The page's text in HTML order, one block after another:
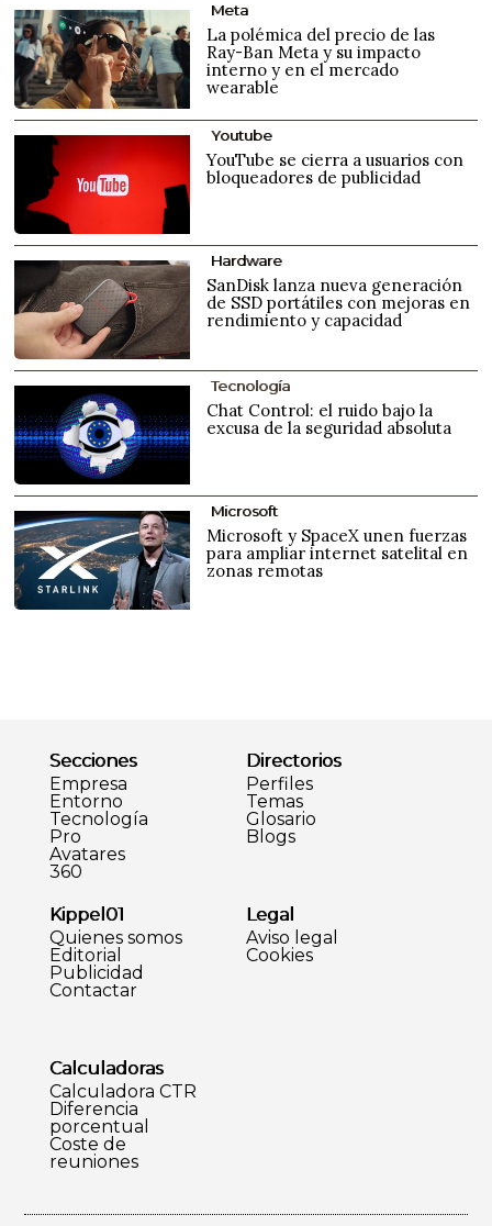
Meta
La polémica del precio de las
Ray-Ban Meta y su impacto
interno y en el mercado
wearable
Youtube
YouTube se cierra a usuarios con
bloqueadores de publicidad
Hardware
SanDisk lanza nueva generación
de SSD portátiles con mejoras en
rendimiento y capacidad
Tecnología
Chat Control: el ruido bajo la
excusa de la seguridad absoluta
Microsoft
Microsoft y SpaceX unen fuerzas
para ampliar internet satelital en
zonas remotas
Secciones
Empresa
Entorno
Tecnología
Pro
Avatares
360
Directorios
Perfiles
Temas
Glosario
Blogs
Kippel01
Quienes somos
Editorial
Publicidad
Contactar
Legal
Aviso legal
Cookies
Calculadoras
Calculadora CTR
Diferencia
porcentual
Coste de
reuniones